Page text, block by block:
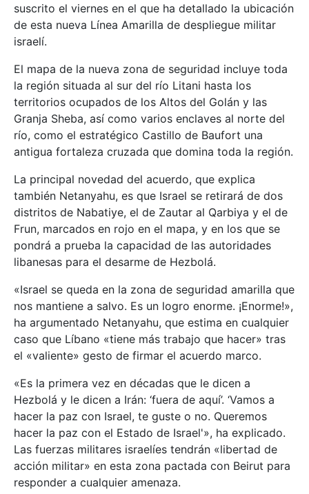
suscrito el viernes en el que ha detallado la ubicación
de esta nueva Línea Amarilla de despliegue militar
israelí.
El mapa de la nueva zona de seguridad incluye toda
la región situada al sur del río Litani hasta los
territorios ocupados de los Altos del Golán y las
Granja Sheba, así como varios enclaves al norte del
río, como el estratégico Castillo de Baufort una
antigua fortaleza cruzada que domina toda la región.
La principal novedad del acuerdo, que explica
también Netanyahu, es que Israel se retirará de dos
distritos de Nabatiye, el de Zautar al Qarbiya y el de
Frun, marcados en rojo en el mapa, y en los que se
pondrá a prueba la capacidad de las autoridades
libanesas para el desarme de Hezbolá.
«Israel se queda en la zona de seguridad amarilla que
nos mantiene a salvo. Es un logro enorme. ¡Enorme!»,
ha argumentado Netanyahu, que estima en cualquier
caso que Líbano «tiene más trabajo que hacer» tras
el «valiente» gesto de firmar el acuerdo marco.
«Es la primera vez en décadas que le dicen a
Hezbolá y le dicen a Irán: ‘fuera de aquí’. ‘Vamos a
hacer la paz con Israel, te guste o no. Queremos
hacer la paz con el Estado de Israel'», ha explicado.
Las fuerzas militares israelíes tendrán «libertad de
acción militar» en esta zona pactada con Beirut para
responder a cualquier amenaza.